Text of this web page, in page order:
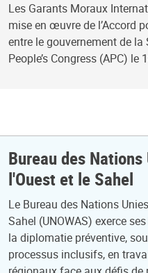
Les Garants Moraux
mise en œuvre de l’Accord
entre le gouvernement de
People’s Congress (APC)
Bureau des
l'Ouest et le Sahel
Le Bureau des Nations
Sahel (UNOWAS) exerce
la diplomatie préventive,
processus inclusifs, en